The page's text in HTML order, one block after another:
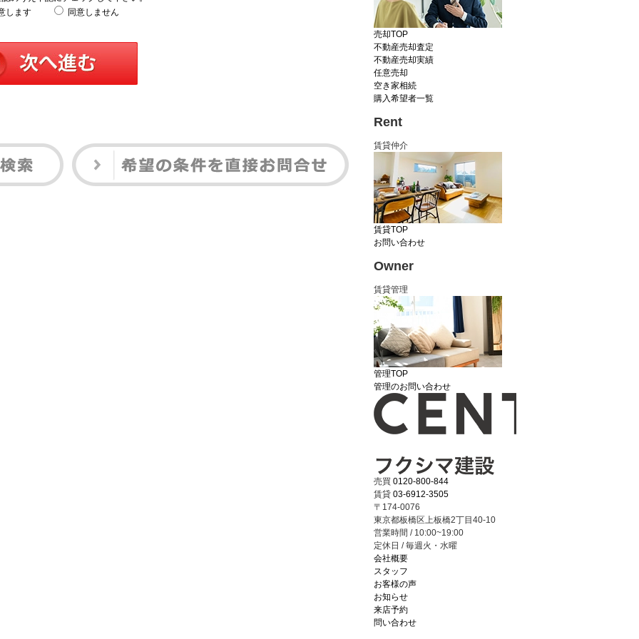
します
同意しません
売却TOP
不動産売却査定
不動産売却実績
任意売却
空き家相続
購入希望者一覧
Rent
賃貸仲介
賃貸TOP
お問い合わせ
Owner
賃貸管理
管理TOP
管理のお問い合わせ
売買 0120-800-844
賃貸 03-6912-3505
〒174-0076
東京都板橋区上板橋2丁目40-10
営業時間 / 10:00~19:00
定休日 / 毎週火・水曜
会社概要
スタッフ
お客様の声
お知らせ
来店予約
問い合わせ